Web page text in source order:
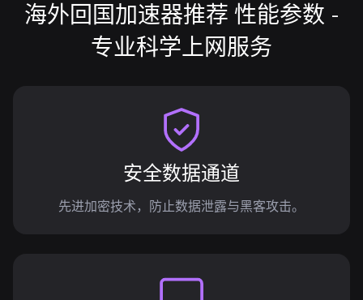
海外回国加速器推荐 性能参数 -
专业科学上网服务
安全数据通道
先进加密技术，防止数据泄露与黑客攻击。